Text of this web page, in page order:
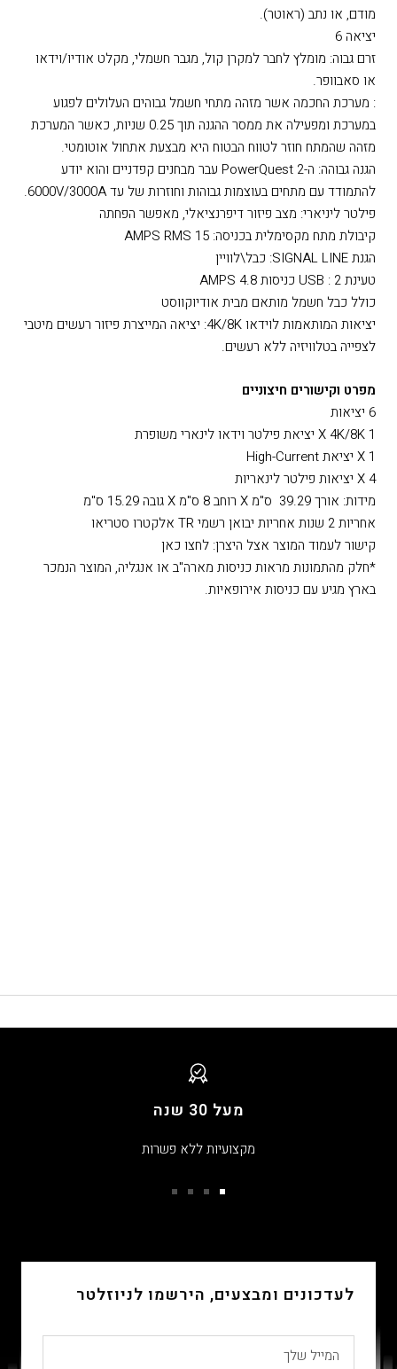
מודם, או נתב (ראוטר).
יציאה 6
זרם גבוה: מומלץ לחבר למקרן קול, מגבר חשמלי, מקלט אודיו/וידאו
או סאבוופר.
: מערכת החכמה אשר מזהה מתחי חשמל גבוהים העלולים לפגוע
במערכת ומפעילה את ממסר ההגנה תוך 0.25 שניות, כאשר המערכת
מזהה שהמתח חוזר לטווח הבטוח היא מבצעת אתחול אוטומטי.
הגנה גבוהה: ה-PowerQuest 2 עבר מבחנים קפדניים והוא יודע
להתמודד עם מתחים בעוצמות גבוהות וחוזרות של עד 6000V/3000A.
פילטר ליניארי: מצב פיזור דיפרנציאלי, מאפשר הפחתה
קיבולת מתח מקסימלית בכניסה: 15 AMPS RMS
הגנת SIGNAL LINE: כבל\לוויין
טעינת USB : 2 כניסות 4.8 AMPS
כולל כבל חשמל מותאם מבית אודיוקווסט
יציאות המותאמות לוידאו 4K/8K: יציאה המייצרת פיזור רעשים מיטבי
לצפייה בטלוויזיה ללא רעשים.
מפרט וקישורים חיצוניים
6 יציאות
1 X 4K/8K יציאת פילטר וידאו לינארי משופרת
1 X יציאת High-Current
4 X יציאות פילטר לינאריות
מידות: אורך 39.29 ס"מ X רוחב 8 ס"מ X גובה 15.29 ס"מ
אחריות 2 שנות אחריות יבואן רשמי TR אלקטרו סטריאו
קישור לעמוד המוצר אצל היצרן: לחצו כאן
*חלק מהתמונות מראות כניסות מארה"ב או אנגליה, המוצר הנמכר
בארץ מגיע עם כניסות אירופאיות.
מעל 30 שנה
מקצועיות ללא פשרות
לעדכונים ומבצעים, הירשמו לניוזלטר
המייל שלך